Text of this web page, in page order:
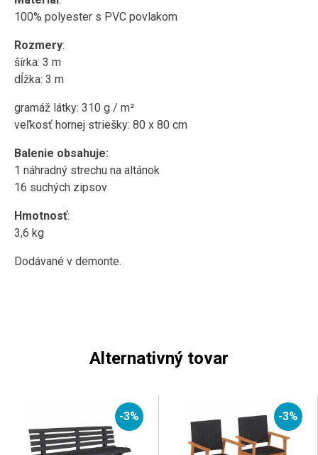
100% polyester s PVC povlakom
Rozmery:
šírka: 3 m
dĺžka: 3 m
gramáž látky: 310 g / m²
veľkosť hornej striešky: 80 x 80 cm
Balenie obsahuje:
1 náhradný strechu na altánok
16 suchých zipsov
Hmotnosť:
3,6 kg
Dodávané v demonte.
Alternativný tovar
-3% -3%